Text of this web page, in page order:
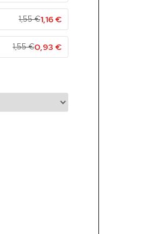
1,55€1,16€
1,55€0,93 €